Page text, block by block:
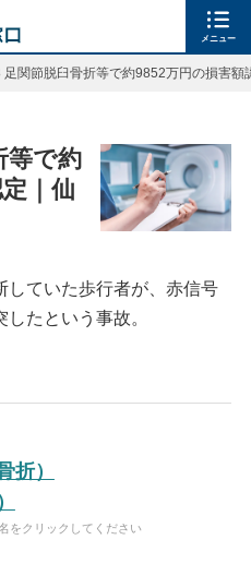
メニュー
足関節脱臼骨折等で約9852万円の損害額
等で約
｜仙
していた歩行者が、赤信号
たという事故。
折）
をクリックしてください